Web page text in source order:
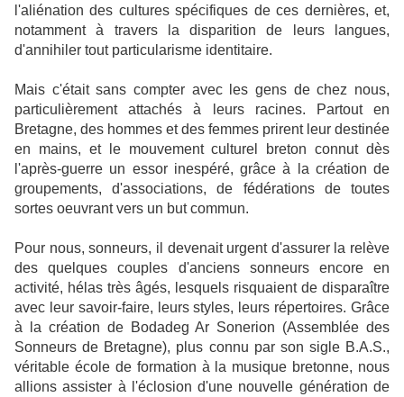
l'aliénation des cultures spécifiques de ces dernières, et,
notamment à travers la disparition de leurs langues,
d'annihiler tout particularisme identitaire.
Mais c'était sans compter avec les gens de chez nous,
particulièrement attachés à leurs racines. Partout en
Bretagne, des hommes et des femmes prirent leur destinée
en mains, et le mouvement culturel breton connut dès
l'après-guerre un essor inespéré, grâce à la création de
groupements, d'associations, de fédérations de toutes
sortes oeuvrant vers un but commun.
Pour nous, sonneurs, il devenait urgent d'assurer la relève
des quelques couples d'anciens sonneurs encore en
activité, hélas très âgés, lesquels risquaient de disparaître
avec leur savoir-faire, leurs styles, leurs répertoires. Grâce
à la création de Bodadeg Ar Sonerion (Assemblée des
Sonneurs de Bretagne), plus connu par son sigle B.A.S.,
véritable école de formation à la musique bretonne, nous
allions assister à l'éclosion d'une nouvelle génération de